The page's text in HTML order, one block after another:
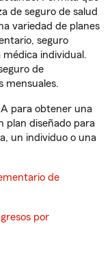
de seguro de salud
variedad de planes
seguro
individual.
de
mensuales.
para obtener una
plan diseñado para
un individuo o una
de
por